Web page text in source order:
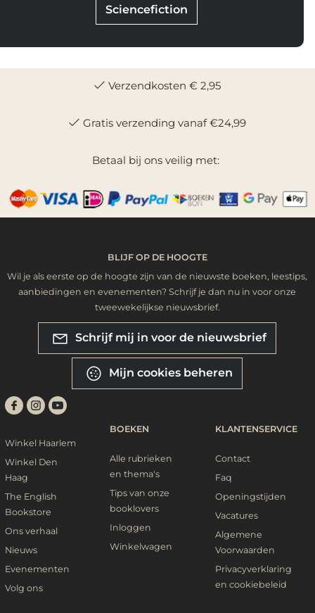
Sciencefiction
Verzendkosten € 2,95
Gratis verzending vanaf €24,99
Betaal bij ons veilig met:
BLIJF OP DE HOOGTE
Wil je als eerste op de hoogte zijn van de nieuwste boeken, leestips,
aanbiedingen en evenementen? Schrijf je dan nu in voor onze
tweewekelijkse nieuwsbrief.
Schrijf mij in voor de nieuwsbrief
Mijn cookies beheren
Winkel Haarlem
Winkel Den
Haag
The English
Bookstore
Ons verhaal
Nieuws
Evenementen
Volg ons
BOEKEN
Alle rubrieken
en thema's
Tips van onze
booklovers
Inloggen
Winkelwagen
KLANTENSERVICE
Contact
Faq
Openingstijden
Vacatures
Algemene
Voorwaarden
Privacyverklaring
en cookiebeleid